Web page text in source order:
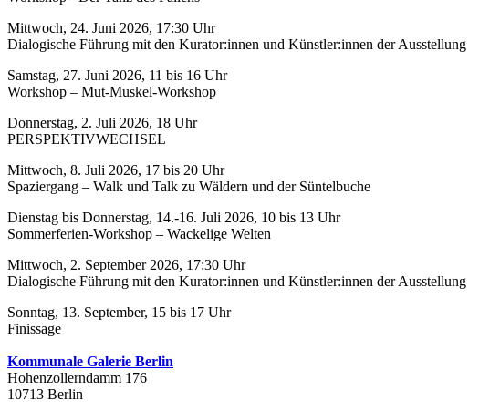
Mittwoch, 24. Juni 2026, 17:30 Uhr
Dialogische Führung mit den Kurator:innen und Künstler:innen der Ausstellung
Samstag, 27. Juni 2026, 11 bis 16 Uhr
Workshop – Mut-Muskel-Workshop
Donnerstag, 2. Juli 2026, 18 Uhr
PERSPEKTIVWECHSEL
Mittwoch, 8. Juli 2026, 17 bis 20 Uhr
Spaziergang – Walk und Talk zu Wäldern und der Süntelbuche
Dienstag bis Donnerstag, 14.-16. Juli 2026, 10 bis 13 Uhr
Sommerferien-Workshop – Wackelige Welten
Mittwoch, 2. September 2026, 17:30 Uhr
Dialogische Führung mit den Kurator:innen und Künstler:innen der Ausstellung
Sonntag, 13. September, 15 bis 17 Uhr
Finissage
Kommunale Galerie Berlin
Hohenzollerndamm 176
10713 Berlin